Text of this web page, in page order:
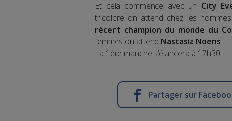
Et cela commence avec un City
tricolore on attend chez les hommes
récent champion du monde du
femmes on attend Nastasia Noens.
La 1ère manche s’élancera à 17h30.
Partager sur